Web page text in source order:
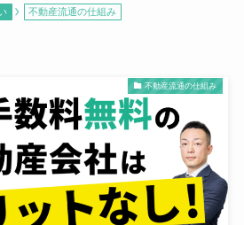
不動産流通の仕組み
不動産流通の仕組み